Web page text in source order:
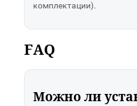
комплектации).
FAQ
Можно ли